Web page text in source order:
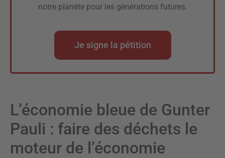
notre planète pour les générations futures.
Je signe la pétition
L’économie bleue de Gunter
Pauli : faire des déchets le
moteur de l’économie